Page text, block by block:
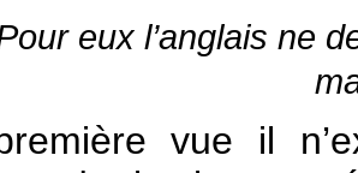
eux l’anglais ne
vue il